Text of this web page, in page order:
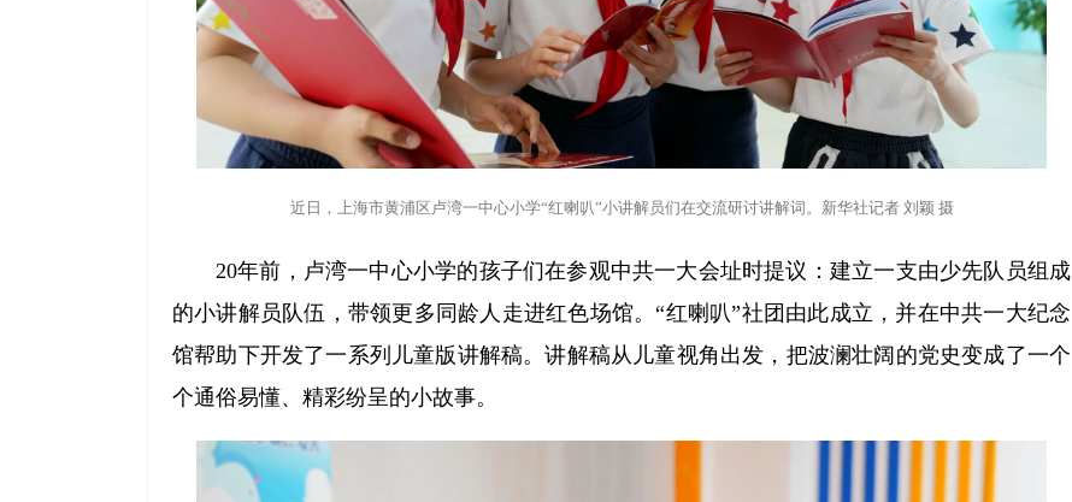
近日，上海市黄浦区卢湾一中心小学“红喇叭”小讲解员们在交流研讨讲解词。新华社记者 刘颖 摄
20年前，卢湾一中心小学的孩子们在参观中共一大会址时提议：建立一支由少先队员组成
的小讲解员队伍，带领更多同龄人走进红色场馆。“红喇叭”社团由此成立，并在中共一大纪念
馆帮助下开发了一系列儿童版讲解稿。讲解稿从儿童视角出发，把波澜壮阔的党史变成了一个
个通俗易懂、精彩纷呈的小故事。